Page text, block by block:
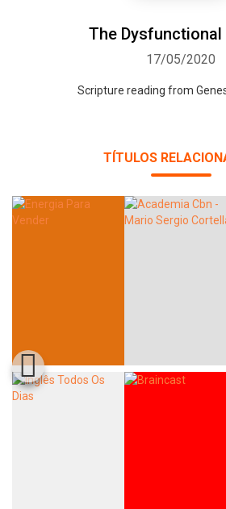
The Dysfunctional
17/05/2020
Scripture reading from
TÍTULOS